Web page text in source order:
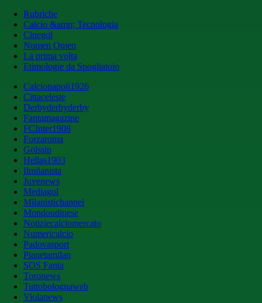
Rubriche
Calcio &amp; Tecnologia
Cinegol
Nomen Omen
La prima volta
Etimologie da Spogliatoio
Calcionapoli1926
Cittaceleste
Derbyderbyderby
Fantamagazine
FCInter1908
Forzaroma
Golssip
Hellas1903
Ilmilanista
Juvenews
Mediagol
Milanistichannel
Mondoudinese
Notiziecalciomercato
Numericalcio
Padovasport
Pianetamilan
SOS Fanta
Toronews
Tuttobolognaweb
Violanews